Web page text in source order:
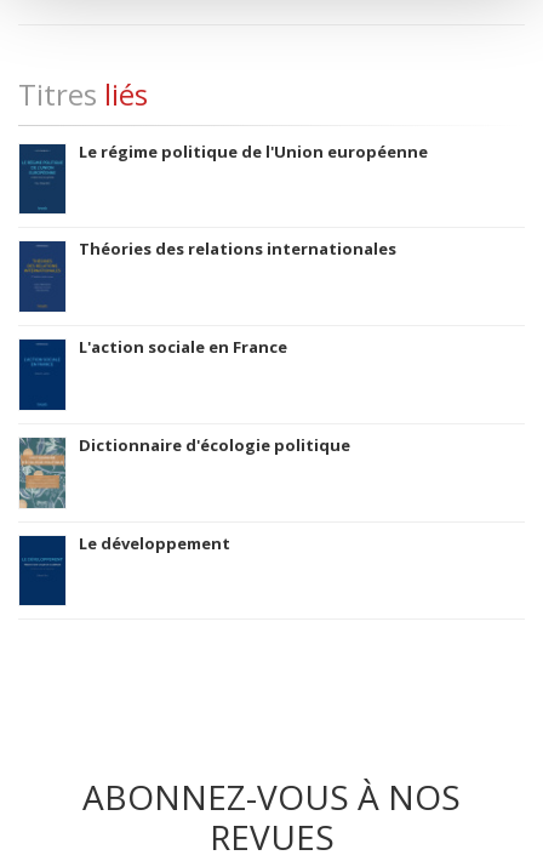
Titres liés
Le régime politique de l'Union européenne
Théories des relations internationales
L'action sociale en France
Dictionnaire d'écologie politique
Le développement
ABONNEZ-VOUS À NOS
REVUES